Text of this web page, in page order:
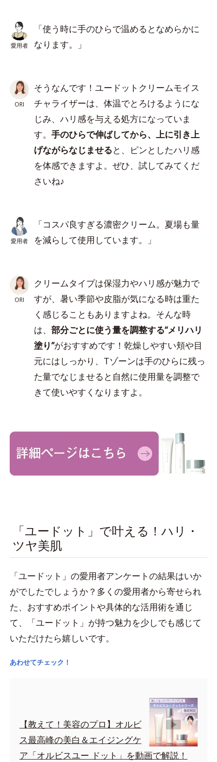
愛用者
「使う時に手のひらで温めるとなめらかに
なります。」
ORI
そうなんです！ユードットクリームモイス
チャライザーは、体温でとろけるようにな
じみ、ハリ感を与える処方になっていま
す。 手のひらで伸ばしてから、上に引き上
げながらなじませると、ピンとしたハリ感
を体感できますよ。ぜひ、試してみてくだ
さいね♪
愛用者
「コスパ良すぎる濃密クリーム。夏場も量
を減らして使用しています。」
ORI
クリームタイプは保湿力やハリ感が魅力で
すが、暑い季節や皮脂が気になる時は重た
く感じることもありますよね。そんな時
は、 部分ごとに使う量を調整する“メリハリ
塗り”がおすすめです！乾燥しやすい頬や目
元にはしっかり、Tゾーンは手のひらに残っ
た量でなじませると自然に使用量を調整で
きて使いやすくなりますよ。
「ユードット」で叶える！ハリ・
ツヤ美肌
「ユードット」の愛用者アンケートの結果はいか
がでしたでしょうか？多くの愛用者から寄せられ
た、おすすめポイントや具体的な活用術を通じ
て、「ユードット」が持つ魅力を少しでも感じて
いただけたら嬉しいです。
あわせてチェック！
【教えて！美容のプロ】オルビ
ス最高峰の美白＆エイジングケ
ア「オルビスユー ドット」を動画で解説！